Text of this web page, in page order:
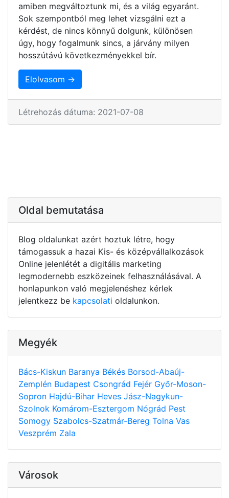
amiben megváltoztunk mi, és a világ egyaránt.
Sok szempontból meg lehet vizsgálni ezt a
kérdést, de nincs könnyű dolgunk, különösen
úgy, hogy fogalmunk sincs, a járvány milyen
hosszútávú következményekkel bír.
Elolvasom →
Létrehozás dátuma: 2021-07-08
Oldal bemutatása
Blog oldalunkat azért hoztuk létre, hogy
támogassuk a hazai Kis- és középvállalkozások
Online jelenlétét a digitális marketing
legmodernebb eszközeinek felhasználásával. A
honlapunkon való megjelenéshez kérlek
jelentkezz be kapcsolati oldalunkon.
Megyék
Bács-Kiskun Baranya Békés Borsod-Abaúj-
Zemplén Budapest Csongrád Fejér Győr-Moson-
Sopron Hajdú-Bihar Heves Jász-Nagykun-
Szolnok Komárom-Esztergom Nógrád Pest
Somogy Szabolcs-Szatmár-Bereg Tolna Vas
Veszprém Zala
Városok